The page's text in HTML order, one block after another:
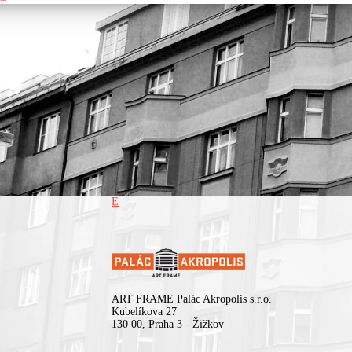
505, berlínské duo tvořené kytaristou a producentem Danielem
elektronickým hudebníkem
Mattiou Pretem
, vytváří osobitou
krajinu, v níž se propojují prvky elektroniky, jazzu a abstraktního
hopu. Jejich hudba pulzuje hlubokými, téměř junglovými rytmy,
se do snových atmosfér a plynule kombinuje temnější polohy
s euforickými melodickými plochami.
Po vystoupeních na prestižních festivalech, jako jeMontreux Jazz
Festival, se 505 chystají vydat své debutové album – pohlcující
nahrávku, která odráží jejich vášeň pro zvukový experiment a
otevřené vyprávění. Projekt stojí na ambici objevovat nové
horizonty prostřednictvím spolupráce s evropskými hudebníky
z různých prostředí a neustále obohacovat svůj zvuk o nové
Duo aktuálně představuje materiál z připravovaného alba společně
s trumpetistou
Fabiem Radermacherem
, dlouholetým
spolupracovníkem kapely.
E
ART FRAME Palác Akropolis s.r.o.
Kubelíkova 27
130 00, Praha 3 - Žižkov